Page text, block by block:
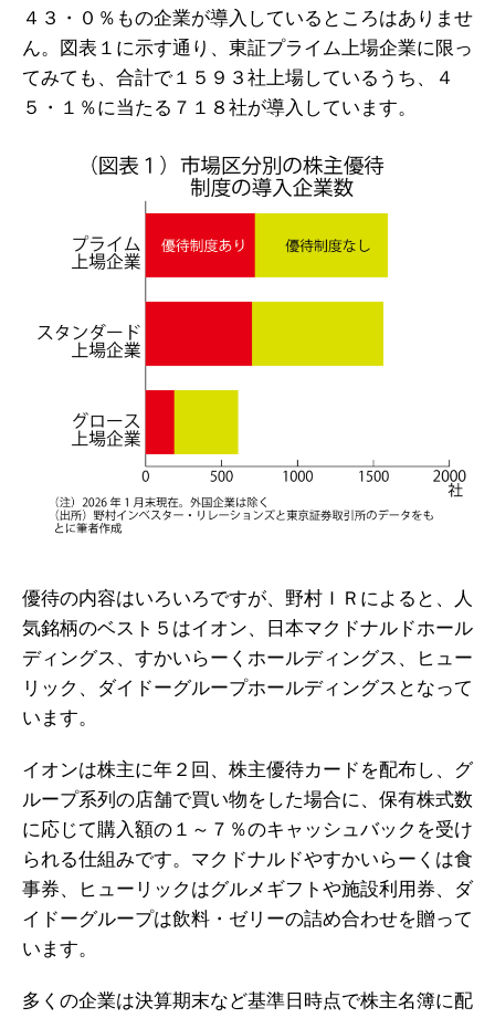
４３・０％もの企業が導入しているところはありませ
ん。図表１に示す通り、東証プライム上場企業に限っ
てみても、合計で１５９３社上場しているうち、４
５・１％に当たる７１８社が導入しています。
優待の内容はいろいろですが、野村ＩＲによると、人
気銘柄のベスト５はイオン、日本マクドナルドホール
ディングス、すかいらーくホールディングス、ヒュー
リック、ダイドーグループホールディングスとなって
います。
イオンは株主に年２回、株主優待カードを配布し、グ
ループ系列の店舗で買い物をした場合に、保有株式数
に応じて購入額の１～７％のキャッシュバックを受け
られる仕組みです。マクドナルドやすかいらーくは食
事券、ヒューリックはグルメギフトや施設利用券、ダ
イドーグループは飲料・ゼリーの詰め合わせを贈って
います。
多くの企業は決算期末など基準日時点で株主名簿に配